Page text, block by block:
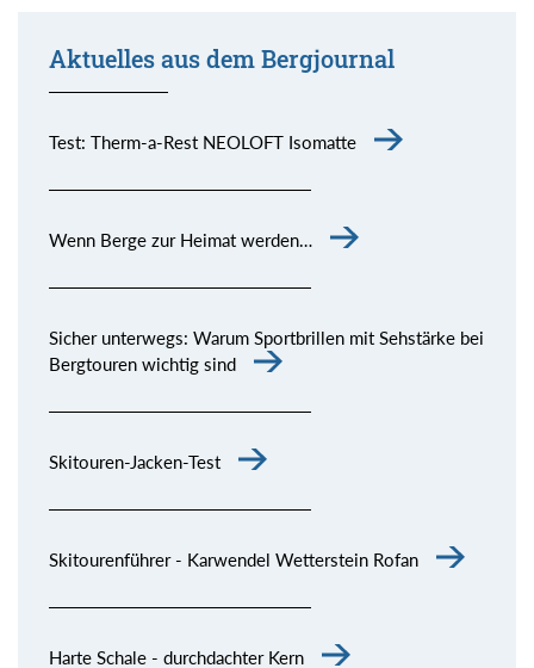
Aktuelles aus dem Bergjournal
Test: Therm-a-Rest NEOLOFT Isomatte
Wenn Berge zur Heimat werden…
Sicher unterwegs: Warum Sportbrillen mit Sehstärke bei
Bergtouren wichtig sind
Skitouren-Jacken-Test
Skitourenführer - Karwendel Wetterstein Rofan
Harte Schale - durchdachter Kern